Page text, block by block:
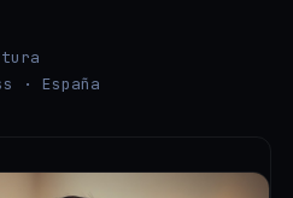
· España